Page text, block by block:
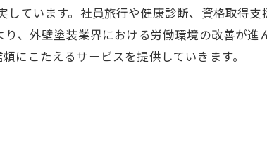
ています。社員旅行や健康診断、資格取得支
、外壁塗装業界における労働環境の改善が進
にこたえるサービスを提供していきます。